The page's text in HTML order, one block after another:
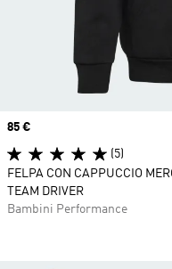
Price
85 €
(5)
FELPA CON CAPPUCCIO
TEAM DRIVER
Bambini Performance